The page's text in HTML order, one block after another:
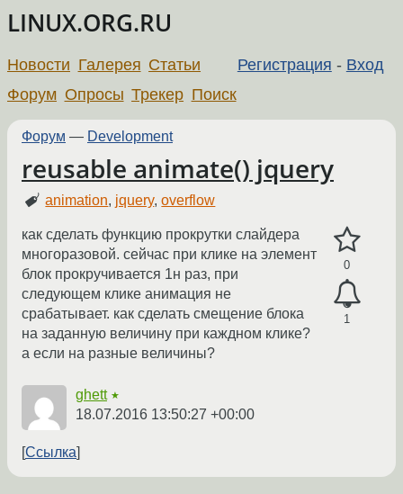
LINUX.ORG.RU
Регистрация - Вход
Новости Галерея Статьи
Форум Опросы Трекер Поиск
Форум — Development
reusable animate() jquery
animation, jquery,overflow
0
1
как сделать функцию прокрутки слайдера
многоразовой. сейчас при клике на элемент
блок прокручивается 1н раз, при
следующем клике анимация не
срабатывает. как сделать смещение блока
на заданную величину при каждном клике?
а если на разные величины?
ghett ★
18.07.2016 13:50:27 +00:00
Ссылка